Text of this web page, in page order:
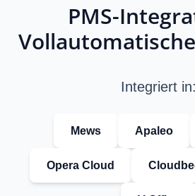
vor 5 Jahren
PMS-
Integriert in:
Mews Apaleo
Opera Cloud